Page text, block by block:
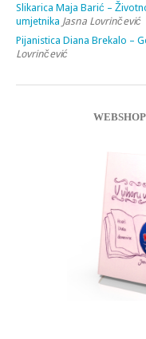
Slikarica Maja Barić –
umjetnika Jasna Lovrinčević
Pijanistica Diana Brekalo –
Lovrinčević